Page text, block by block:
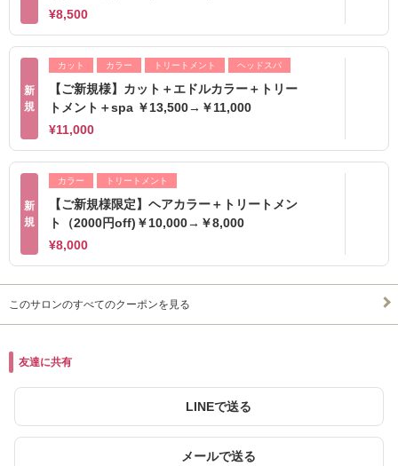
¥8,500
新
規
カット カラー トリートメント ヘッドスパ
【ご新規様】カット＋エドルカラー＋トリー
トメント＋spa ￥13,500→￥11,000
¥11,000
新
規
カラー トリートメント
【ご新規様限定】ヘアカラー＋トリートメン
ト（2000円off)￥10,000→￥8,000
¥8,000
このサロンのすべてのクーポンを見る
友達に共有
LINEで送る
メールで送る